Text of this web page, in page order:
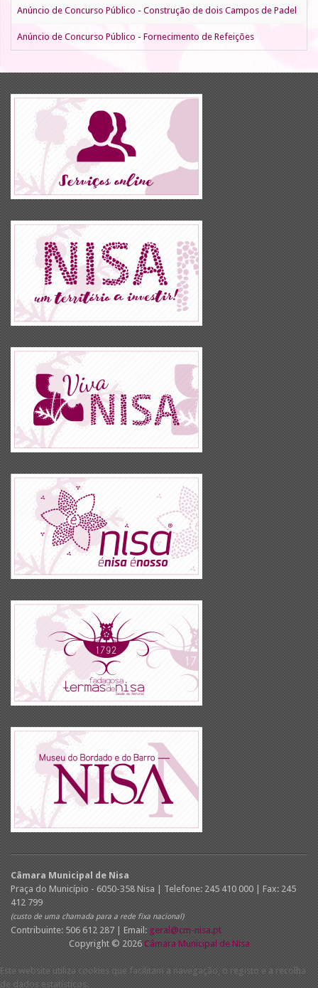
Anúncio de Concurso Público - Construção de dois Campos de Padel
Anúncio de Concurso Público - Fornecimento de Refeições
Câmara Municipal de Nisa
Praça do Município - 6050-358 Nisa | Telefone: 245 410 000 | Fax: 245
412 799
(custo de uma chamada para a rede fixa nacional)
Contribuinte: 506 612 287 | Email: geral@cm-nisa.pt
Copyright © 2026 Câmara Municipal de Nisa
Este website utiliza cookies que facilitam a navegação, o registo e a recolha
de dados estatísticos.